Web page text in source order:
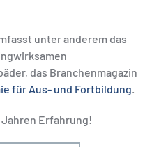
unter anderem das
das Branchenmagazin
für Aus- und Fortbildung
Erfahrung!